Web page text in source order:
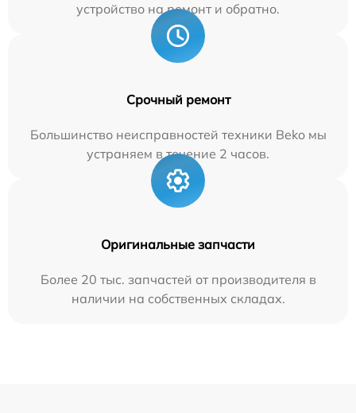
устройство на ремонт и обратно.
Срочный ремонт
Большинство неисправностей техники Beko мы
устраняем в течение 2 часов.
Оригинальные запчасти
Более 20 тыс. запчастей от производителя в
наличии на собственных складах.